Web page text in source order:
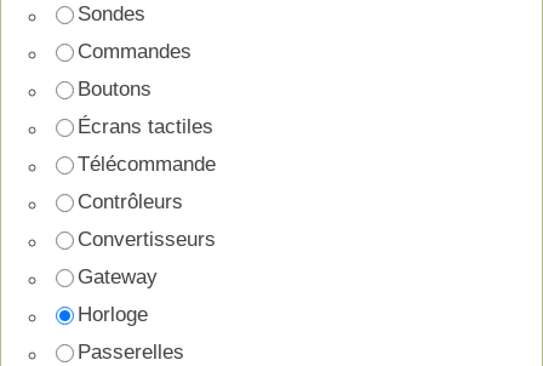
Sondes
Commandes
Boutons
Écrans tactiles
Télécommande
Contrôleurs
Convertisseurs
Gateway
Horloge
Passerelles